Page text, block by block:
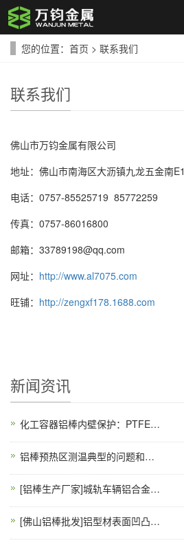
您的位置： 首页 > 联系我们
联系我们
佛山市万钧金属有限公司
地址：佛山市南海区大沥镇九龙五金南
电话：0757-85525719 85772259
传真：0757-86016800
邮箱：33789198@qq.com
网址： http://www.al7075.com
旺铺： http://zengxf178.1688.com
新闻资讯
化工容器铝棒内壁保护：PTFE衬里热压复合工艺
铝棒预热区测温典型的问题和解决
[铝棒生产厂家]城轨车辆铝合金车体焊接的特点
[佛山铝棒批发]铝型材表面凹凸波纹缺陷的产生原因及消除方法